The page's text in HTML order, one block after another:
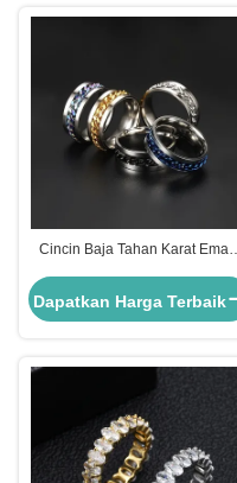
Cincin Baja Tahan Karat Emas
Perhiasan Tahan Air Kustom
Dapatkan Harga Terbaik